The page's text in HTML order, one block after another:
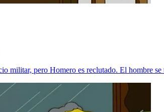
militar, pero Homero es reclutado. El hombre